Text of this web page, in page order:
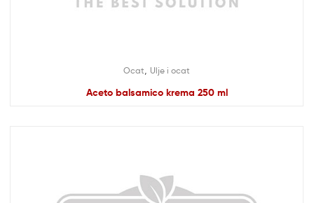
Ocat, Ulje i ocat
Aceto balsamico krema 250 ml